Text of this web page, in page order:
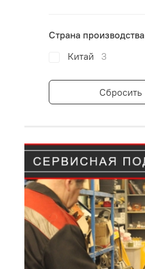
Страна производства
Китай
3
Сбросить